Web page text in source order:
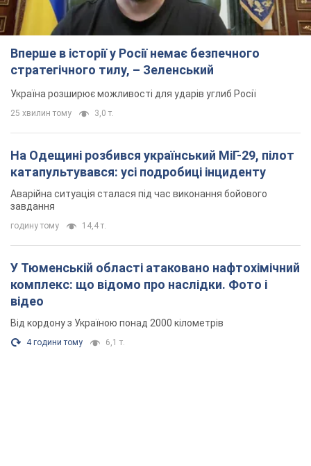
Вперше в історії у Росії немає безпечного
стратегічного тилу, – Зеленський
Україна розширює можливості для ударів углиб Росії
25 хвилин тому 3,0 т.
На Одещині розбився український МіГ-29, пілот
катапультувався: усі подробиці інциденту
Аварійна ситуація сталася під час виконання бойового
завдання
годину тому 14,4 т.
У Тюменській області атаковано нафтохімічний
комплекс: що відомо про наслідки. Фото і
відео
Від кордону з Україною понад 2000 кілометрів
4 години тому 6,1 т.